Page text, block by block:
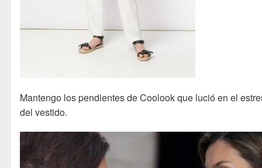
Mantengo los pendientes de Coolook que lució en el
del vestido.